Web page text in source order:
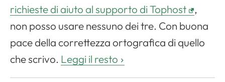
richieste di aiuto al supporto di Tophost
,
non posso usare nessuno dei tre. Con buona
pace della correttezza ortografica di quello
che scrivo. Leggi il resto